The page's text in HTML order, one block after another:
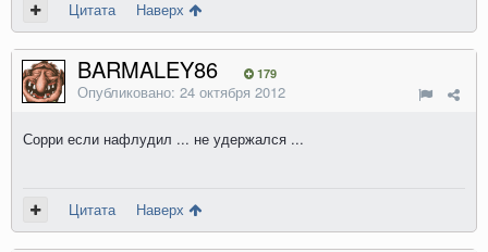
Цитата Наверх
BARMALEY86 179
Опубликовано: 24 октября 2012
Сорри если нафлудил ... не удержался ...
Цитата Наверх